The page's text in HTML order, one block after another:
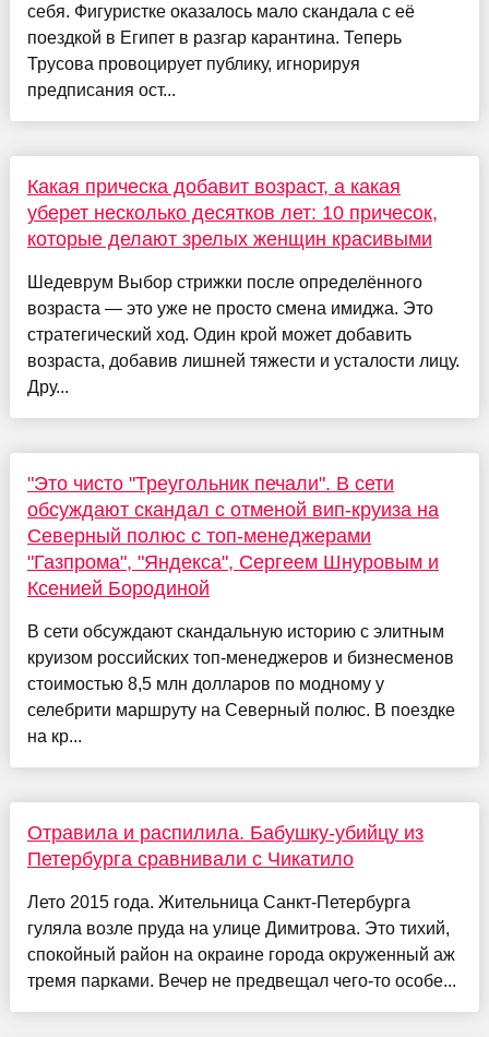
себя. Фигуристке оказалось мало скандала с её
поездкой в Египет в разгар карантина. Теперь
Трусова провоцирует публику, игнорируя
предписания ост...
Какая прическа добавит возраст, а какая
уберет несколько десятков лет: 10 причесок,
которые делают зрелых женщин красивыми
Шедеврум Выбор стрижки после определённого
возраста — это уже не просто смена имиджа. Это
стратегический ход. Один крой может добавить
возраста, добавив лишней тяжести и усталости лицу.
Дру...
"Это чисто "Треугольник печали". В сети
обсуждают скандал с отменой вип-круиза на
Северный полюс с топ-менеджерами
"Газпрома", "Яндекса", Сергеем Шнуровым и
Ксенией Бородиной
В сети обсуждают скандальную историю с элитным
круизом российских топ-менеджеров и бизнесменов
стоимостью 8,5 млн долларов по модному у
селебрити маршруту на Северный полюс. В поездке
на кр...
Отравила и распилила. Бабушку-убийцу из
Петербурга сравнивали с Чикатило
Лето 2015 года. Жительница Санкт-Петербурга
гуляла возле пруда на улице Димитрова. Это тихий,
спокойный район на окраине города окруженный аж
тремя парками. Вечер не предвещал чего-то особе...